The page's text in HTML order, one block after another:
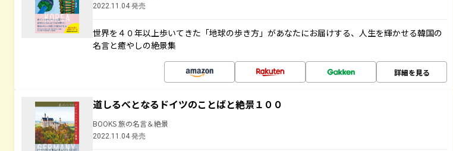
2022.11.04 発売
世界を４０年以上歩いてきた「地球の歩き方」があなたにお届けする、人生を輝かせる韓国の
名言と癒やしの絶景集
詳細を見る
道しるべとなるドイツのことばと絶景１００
BOOKS 旅の名言＆絶景
2022.11.04 発売